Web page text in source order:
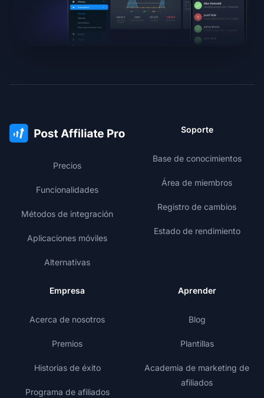
Precios
Funcionalidades
Métodos de integración
Aplicaciones móviles
Alternativas
Soporte
Base de conocimientos
Área de miembros
Registro de cambios
Estado de rendimiento
Empresa
Acerca de nosotros
Premios
Historias de éxito
Programa de afiliados
Aprender
Blog
Plantillas
Academia de marketing de
afiliados